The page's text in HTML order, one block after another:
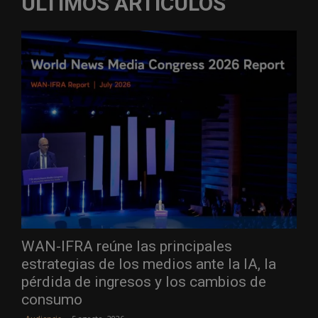
WAN-IFRA reúne las principales
estrategias de los medios ante la IA, la
pérdida de ingresos y los cambios de
consumo